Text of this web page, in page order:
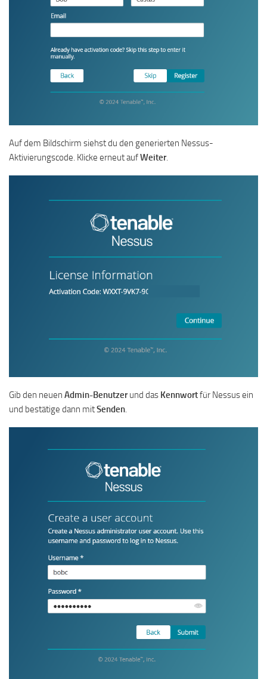
Auf dem Bildschirm siehst du den generierten Nessus-
Aktivierungscode. Klicke erneut aufWeiter.
Gib den neuen Admin-Benutzerund das Kennwortfür Nessus ein
und bestätige dann mitSenden.